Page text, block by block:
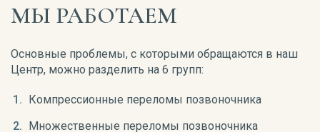
МЫ РАБОТАЕМ
Основные проблемы, с которыми обращаются в наш
Центр, можно разделить на 6 групп:
Компрессионные переломы позвоночника
Множественные переломы позвоночника